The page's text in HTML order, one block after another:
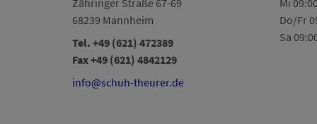
68239 Mannheim
Tel. +49 (621) 472389
Fax +49 (621) 4842129
info@schuh-theurer.de
Do/Fr
Sa